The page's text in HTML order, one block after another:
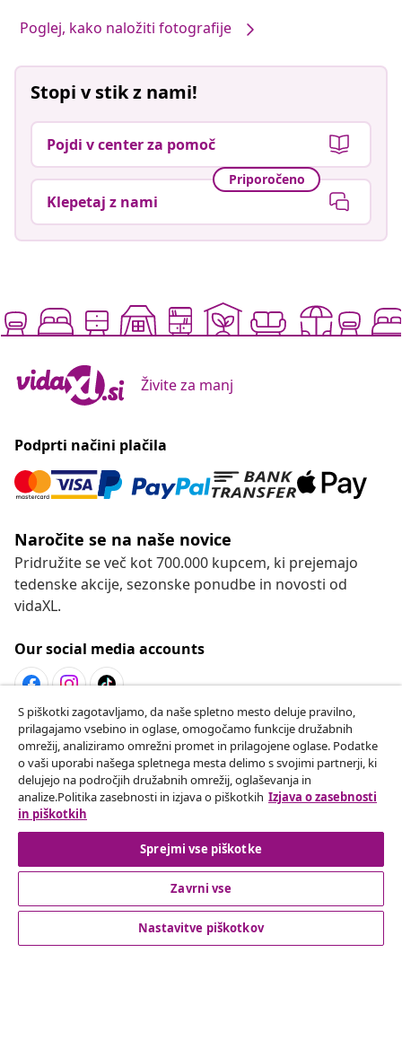
Poglej, kako naložiti fotografije
Stopi v stik z nami!
Pojdi v center za pomoč
Priporočeno
Klepetaj z nami
Živite za manj
Podprti načini plačila
Naročite se na naše novice
Pridružite se več kot 700.000 kupcem, ki prejemajo
tedenske akcije, sezonske ponudbe in novosti od
vidaXL.
Our social media accounts
Odstop od pogodbe
Oddaj zahtevek za odstop od naročila.
Odstop od pogodbe
S piškotki zagotavljamo, da naše spletno mesto deluje pravilno,
prilagajamo vsebino in oglase, omogočamo funkcije družabnih
omrežij, analiziramo omrežni promet in prilagojene oglase. Podatke
o vaši uporabi našega spletnega mesta delimo s svojimi partnerji, ki
delujejo na področjih družabnih omrežij, oglaševanja in
analize.Politika zasebnosti in izjava o piškotkih Izjava o zasebnosti
in piškotkih
Sprejmi vse piškotke
Zavrni vse
Nastavitve piškotkov